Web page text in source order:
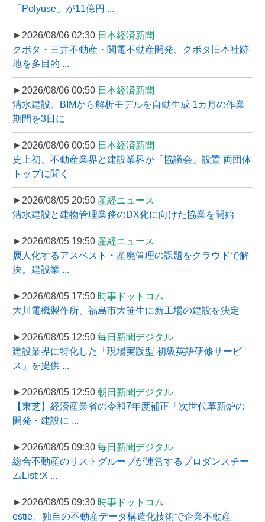
「Polyuse」が11億円 ...
►2026/08/06 02:30 日本経済新聞
クボタ・三井不動産・関電不動産開発、クボタ旧本社跡
地を多目的 ...
►2026/08/06 00:50 日本経済新聞
清水建設、BIMから解析モデルを自動生成 1カ月の作業
期間を3日に
►2026/08/06 00:50 日本経済新聞
史上初、不動産業界と建設業界が「協議会」設置 両団体
トップに聞く
►2026/08/05 20:50 産経ニュース
清水建設と建物管理業務のDX化に向けた協業を開始
►2026/08/05 19:50 産経ニュース
属人化するアスベスト・産廃管理の課題をクラウドで解
決。建設業 ...
►2026/08/05 17:50 時事ドットコム
大川電機製作所、福島市大笹生に新工場の建設を決定
►2026/08/05 12:50 毎日新聞デジタル
建設業界に特化した「現場実践型 初級英語研修サービ
ス」を提供 ...
►2026/08/05 12:50 朝日新聞デジタル
【東芝】経済産業省の令和7年度補正「次世代革新炉の
開発・建設に ...
►2026/08/05 09:30 毎日新聞デジタル
総合不動産のリストグループが運営するプロダンスチー
ムList::X ...
►2026/08/05 09:30 時事ドットコム
estie、独自の不動産データ構造化技術で企業不動産